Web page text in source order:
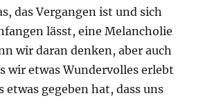
das Vergangen ist und sich
lässt, eine Melancholie
wir daran denken, aber auch
wir etwas Wundervolles erlebt
etwas gegeben hat, dass uns